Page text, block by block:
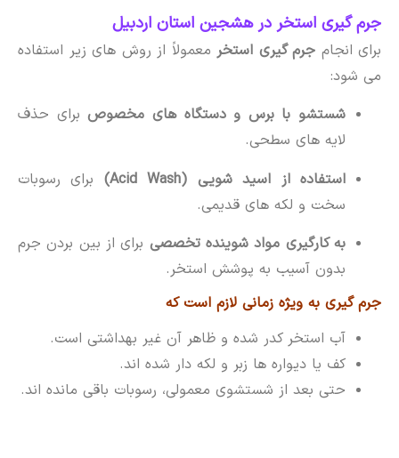
جرم گیری استخر در هشجین استان اردبیل
برای انجام جرم گیری استخرمعمولاً از روش های زیر استفاده
می شود:
شستشو با برس و دستگاه های مخصوصبرای حذف
لایه های سطحی.
استفاده از اسید شویی (Acid Wash)
برای رسوبات
سخت و لکه های قدیمی.
به کارگیری مواد شوینده تخصصیبرای از بین بردن جرم
بدون آسیب به پوشش استخر.
جرم گیری به ویژه زمانی لازم است که
آب استخر کدر شده و ظاهر آن غیر بهداشتی است.
کف یا دیواره ها زبر و لکه دار شده اند.
حتی بعد از شستشوی معمولی، رسوبات باقی مانده اند.